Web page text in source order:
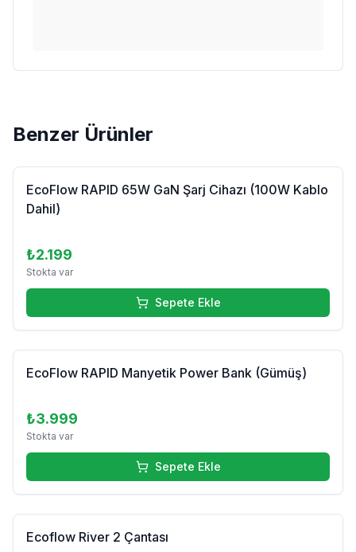
Benzer Ürünler
EcoFlow RAPID 65W GaN Şarj Cihazı (100W Kablo
Dahil)
₺2.199
Stokta var
Sepete Ekle
EcoFlow RAPID Manyetik Power Bank (Gümüş)
₺3.999
Stokta var
Sepete Ekle
Ecoflow River 2 Çantası